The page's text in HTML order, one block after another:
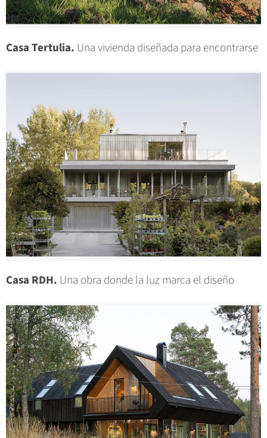
Casa Tertulia. Una vivienda diseñada para encontrarse
Casa RDH. Una obra donde la luz marca el diseño